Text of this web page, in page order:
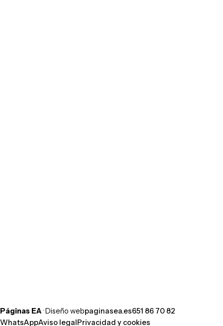
Páginas EA· Diseño webpaginasea.es651 86 70 82
WhatsAppAviso legalPrivacidad y cookies